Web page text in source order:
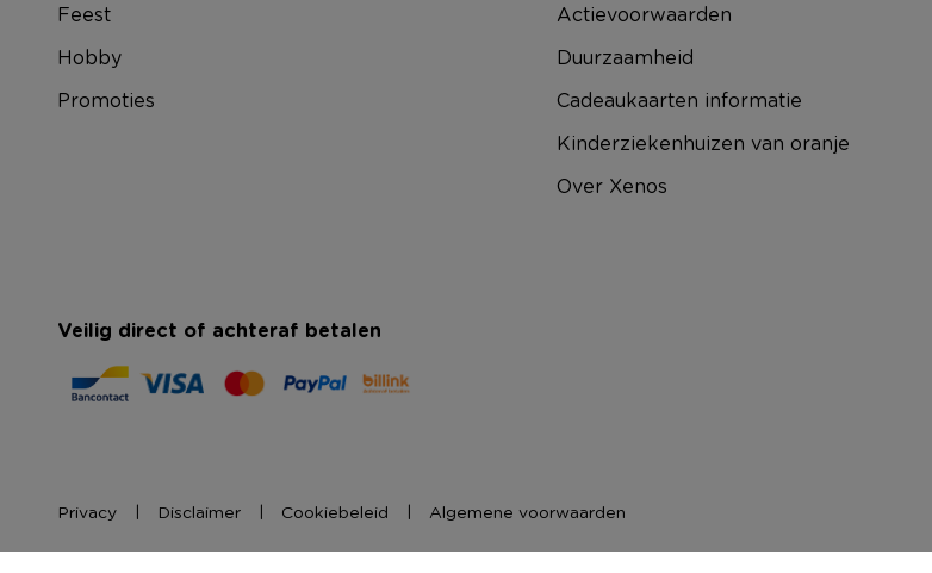
Feest
Hobby
Promoties
Actievoorwaarden
Duurzaamheid
Cadeaukaarten informatie
Kinderziekenhuizen van oranje
Over Xenos
Veilig direct of achteraf betalen
Privacy Disclaimer Cookiebeleid Algemene voorwaarden